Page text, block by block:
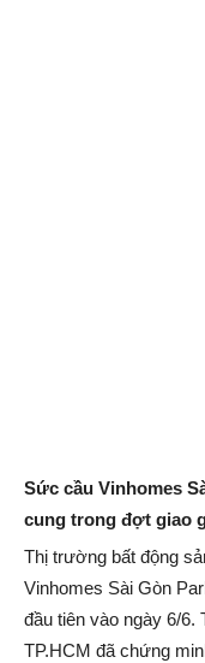
Sức cầu Vinhomes
cung trong đợt giao
Thị trường bất động
Vinhomes Sài Gòn
đầu tiên vào ngày 6/6.
TP.HCM đã chứng